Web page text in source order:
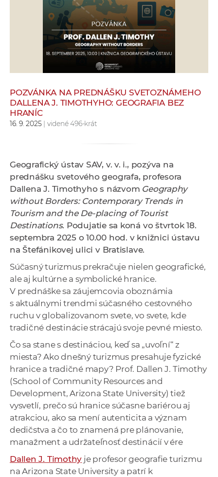
v
n
a
p
a
c
A
V
POZVÁNKA NA PREDNÁŠKU SVETOZNÁMEHO
DALLENA J. TIMOTHYHO: GEOGRAFIA BEZ
HRANÍC
16. 9. 2025| videné 496-krát
Geografický ústav SAV, v. v. i., pozýva na
prednášku svetového geografa, profesora
Dallena J. Timothyho s názvom Geography
without Borders: Contemporary Trends in
Tourism and the De‑placing of Tourist
Destinations. Podujatie sa koná vo štvrtok 18.
septembra 2025 o 10.00 hod. v knižnici ústavu
na Štefánikovej ulici v Bratislave.
Súčasný turizmus prekračuje nielen geografické,
ale aj kultúrne a symbolické hranice.
V prednáške sa záujemcovia oboznámia
s aktuálnymi trendmi súčasného cestovného
ruchu v globalizovanom svete, vo svete, kde
tradičné destinácie strácajú svoje pevné miesto.
Čo sa stane s destináciou, keď sa „uvoľní“ z
miesta? Ako dnešný turizmus presahuje fyzické
hranice a tradičné mapy? Prof. Dallen J. Timothy
(School of Community Resources and
Development, Arizona State University) tiež
vysvetlí, prečo sú hranice súčasne bariérou aj
atrakciou, ako sa mení autenticita a význam
dedičstva a čo to znamená pre plánovanie,
manažment a udržateľnosť destinácií v ére
Dallen J. Timothy je profesor geografie turizmu
na Arizona State University a patrí k